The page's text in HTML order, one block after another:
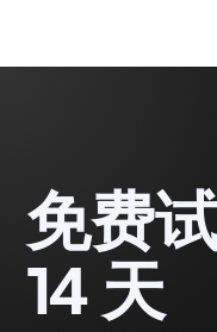
免费
14 天